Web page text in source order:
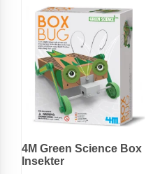
4M Green Science Box
Insekter